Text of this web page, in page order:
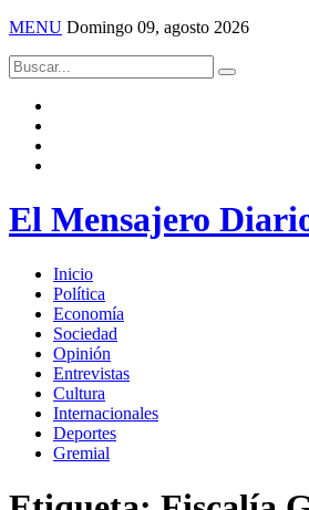
MENU Domingo 09, agosto 2026
El Mensajero
Inicio
Política
Economía
Sociedad
Opinión
Entrevistas
Cultura
Internacionales
Deportes
Gremial